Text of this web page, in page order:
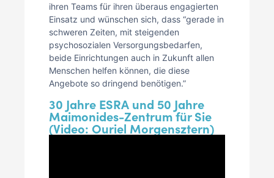
ihren Teams für ihren überaus engagierten
Einsatz und wünschen sich, dass “gerade in
schweren Zeiten, mit steigenden
psychosozialen Versorgungsbedarfen,
beide Einrichtungen auch in Zukunft allen
Menschen helfen können, die diese
Angebote so dringend benötigen.”
30 Jahre ESRA und 50 Jahre
Maimonides-Zentrum für Sie
(Video: Ouriel Morgensztern)